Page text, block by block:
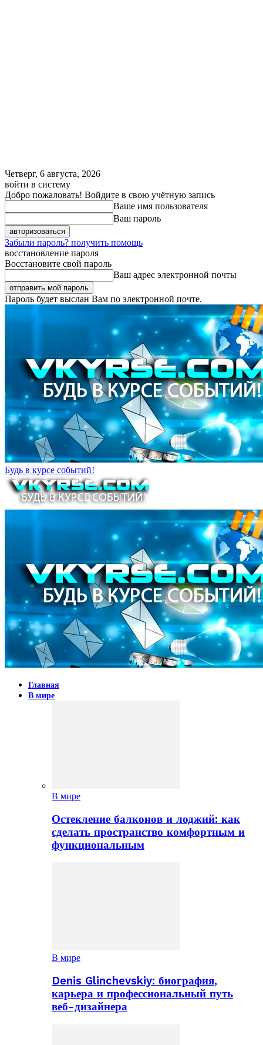
Четверг, 6 августа, 2026
войти в систему
Добро пожаловать! Войдите в свою учётную запись
Ваше имя пользователя
Ваш пароль
Забыли пароль? получить помощь
восстановление пароля
Восстановите свой пароль
Ваш адрес электронной почты
Пароль будет выслан Вам по электронной почте.
Будь в курсе событий!
Главная
В мире
В мире
Остекление балконов и лоджий: как
сделать пространство комфортным и
функциональным
В мире
Denis Glinchevskiy: биография,
карьера и профессиональный путь
веб-дизайнера